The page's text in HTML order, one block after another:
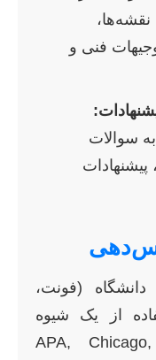
فنی و
سوالات
پیشنهادات
دانشگاه (فونت،
از یک شیوه
رفرنس‌دهی یکسان (مانند APA, Chicago,